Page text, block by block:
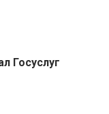
Госуслуг